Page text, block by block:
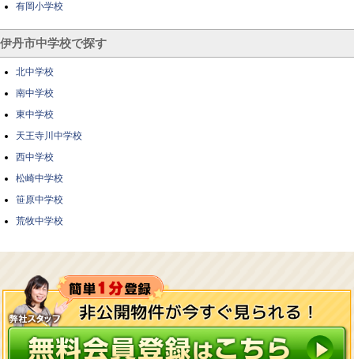
有岡小学校
伊丹市中学校で探す
北中学校
南中学校
東中学校
天王寺川中学校
西中学校
松崎中学校
笹原中学校
荒牧中学校